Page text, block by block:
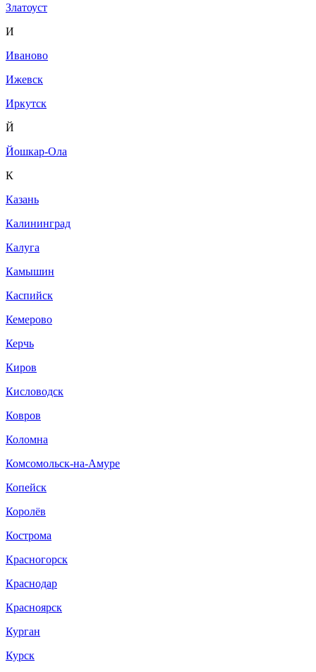
Златоуст
И
Иваново
Ижевск
Иркутск
Й
Йошкар-Ола
К
Казань
Калининград
Калуга
Камышин
Каспийск
Кемерово
Керчь
Киров
Кисловодск
Ковров
Коломна
Комсомольск-на-Амуре
Копейск
Королёв
Кострома
Красногорск
Краснодар
Красноярск
Курган
Курск